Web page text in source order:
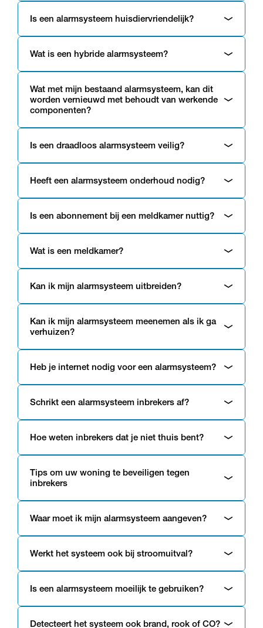
Is een alarmsysteem huisdiervriendelijk?
Wat is een hybride alarmsysteem?
Wat met mijn bestaand alarmsysteem, kan dit
worden vernieuwd met behoudt van werkende
componenten?
Is een draadloos alarmsysteem veilig?
Heeft een alarmsysteem onderhoud nodig?
Is een abonnement bij een meldkamer nuttig?
Wat is een meldkamer?
Kan ik mijn alarmsysteem uitbreiden?
Kan ik mijn alarmsysteem meenemen als ik ga
verhuizen?
Heb je internet nodig voor een alarmsysteem?
Schrikt een alarmsysteem inbrekers af?
Hoe weten inbrekers dat je niet thuis bent?
Tips om uw woning te beveiligen tegen
inbrekers
Waar moet ik mijn alarmsysteem aangeven?
Werkt het systeem ook bij stroomuitval?
Is een alarmsysteem moeilijk te gebruiken?
Detecteert het systeem ook brand, rook of CO?